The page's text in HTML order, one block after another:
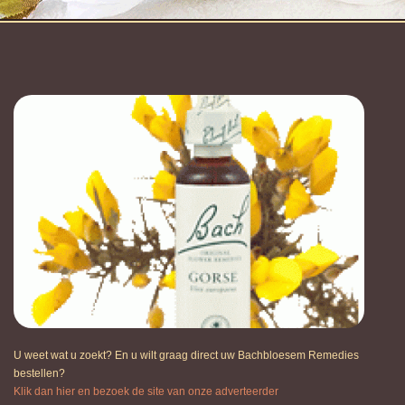
U weet wat u zoekt? En u wilt graag direct uw Bachbloesem Remedies
bestellen?
Klik dan hier en bezoek de site van onze adverteerder